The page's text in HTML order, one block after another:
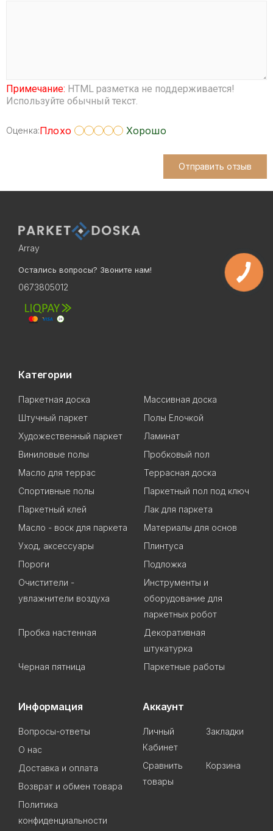
Примечание: HTML разметка не поддерживается!
Используйте обычный текст.
Оценка:Плохо Хорошо
Отправить отзыв
Array
Остались вопросы? Звоните нам!
0673805012
Категории
Паркетная доска
Массивная доска
Штучный паркет
Полы Елочкой
Художественный паркет
Ламинат
Виниловые полы
Пробковый пол
Масло для террас
Террасная доска
Спортивные полы
Паркетный пол под ключ
Паркетный клей
Лак для паркета
Масло - воск для паркета
Материалы для основ
Уход, аксессуары
Плинтуса
Пороги
Подложка
Очистители -
увлажнители воздуха
Инструменты и
оборудование для
паркетных робот
Пробка настенная
Декоративная
штукатурка
Черная пятница
Паркетные работы
Информация
Вопросы-ответы
О нас
Доставка и оплата
Возврат и обмен товара
Политика
конфиденциальности
Аккаунт
Личный
Кабинет
Закладки
Сравнить
товары
Корзина